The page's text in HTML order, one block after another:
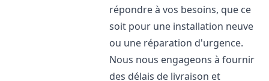
répondre à vos besoins, que ce
soit pour une installation neuve
ou une réparation d'urgence.
Nous nous engageons à fournir
des délais de livraison et